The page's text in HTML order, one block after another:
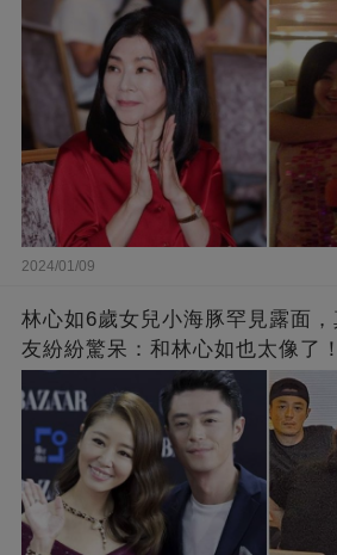
2024/01/09
林心如6歲女兒小海豚罕見露面
友紛紛驚呆：和林心如也太像了！